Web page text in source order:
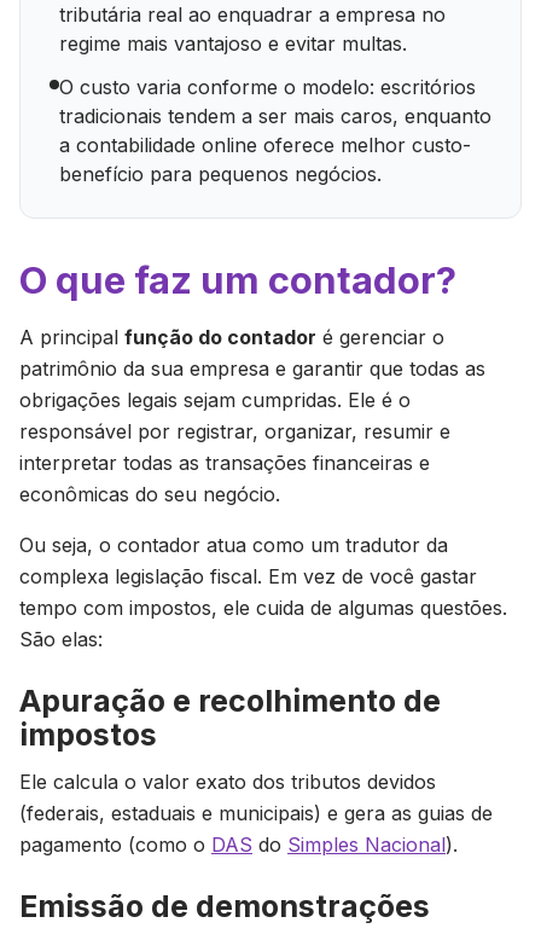
tributária real ao enquadrar a empresa no
regime mais vantajoso e evitar multas.
O custo varia conforme o modelo: escritórios
tradicionais tendem a ser mais caros, enquanto
a contabilidade online oferece melhor custo-
benefício para pequenos negócios.
O que faz um contador?
A principal função do contador é gerenciar o
patrimônio da sua empresa e garantir que todas as
obrigações legais sejam cumpridas. Ele é o
responsável por registrar, organizar, resumir e
interpretar todas as transações financeiras e
econômicas do seu negócio.
Ou seja, o contador atua como um tradutor da
complexa legislação fiscal. Em vez de você gastar
tempo com impostos, ele cuida de algumas questões.
São elas:
Apuração e recolhimento de
impostos
Ele calcula o valor exato dos tributos devidos
(federais, estaduais e municipais) e gera as guias de
pagamento (como o DAS do Simples Nacional).
Emissão de demonstrações